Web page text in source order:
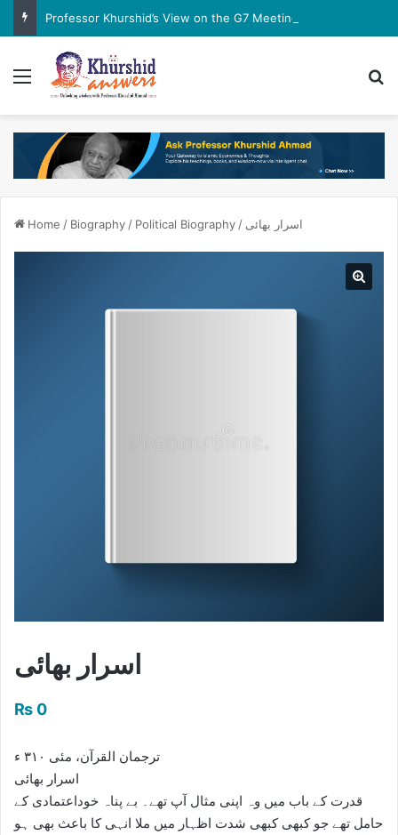
Professor Khurshid’s View on the G7 Meeting
Menu
Home / Biography / Political Biography / اسرار بھائی
اسرار بھائی
₨ 0
ترجمان القرآن، مئی ۳۱۰ ء
اسرار بھائی
قدرت کے باب میں وہ اپنی مثال آپ تھے۔ بے پناہ خوداعتمادی کے
حامل تھے جو کبھی کبھی شدت اظہار میں ملا انہی کا باعث بھی ہو